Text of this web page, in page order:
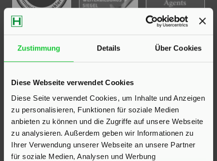
Zustimmung Details Über Cookies
Diese Webseite verwendet Cookies
Diese Seite verwendet Cookies, um Inhalte und Anzeigen
zu personalisieren, Funktionen für soziale Medien
anbieten zu können und die Zugriffe auf unsere Webseite
zu analysieren. Außerdem geben wir Informationen zu
Ihrer Verwendung unserer Webseite an unsere Partner
für soziale Medien, Analysen und Werbung
Hinrichsen Immobilien GmbH
23795 Klein Rönnau
Bollmoor 2
Telefon:04551 901690